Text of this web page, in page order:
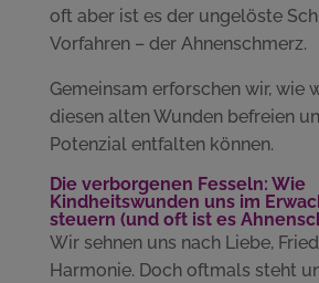
oft aber ist es der ungelöste
Vorfahren – der Ahnenschmerz.
Gemeinsam erforschen wir, wie
diesen alten Wunden befreien
Potenzial entfalten können.
Die verborgenen Fesseln: Wie
Kindheitswunden uns im
steuern (und oft ist es
Wir sehnen uns nach Liebe,
Harmonie. Doch oftmals steht